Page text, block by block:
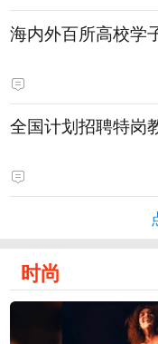
海内外百所高校学
全国计划招聘特岗
时尚